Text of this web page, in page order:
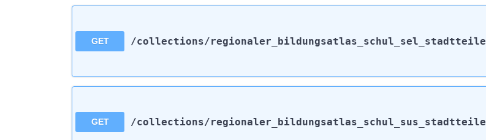
GET /collections/regionaler_bildungsatlas_schul_sel_stadtteile
GET /collections/regionaler_bildungsatlas_schul_sus_stadtteile